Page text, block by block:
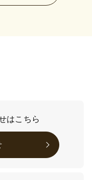
はこちら